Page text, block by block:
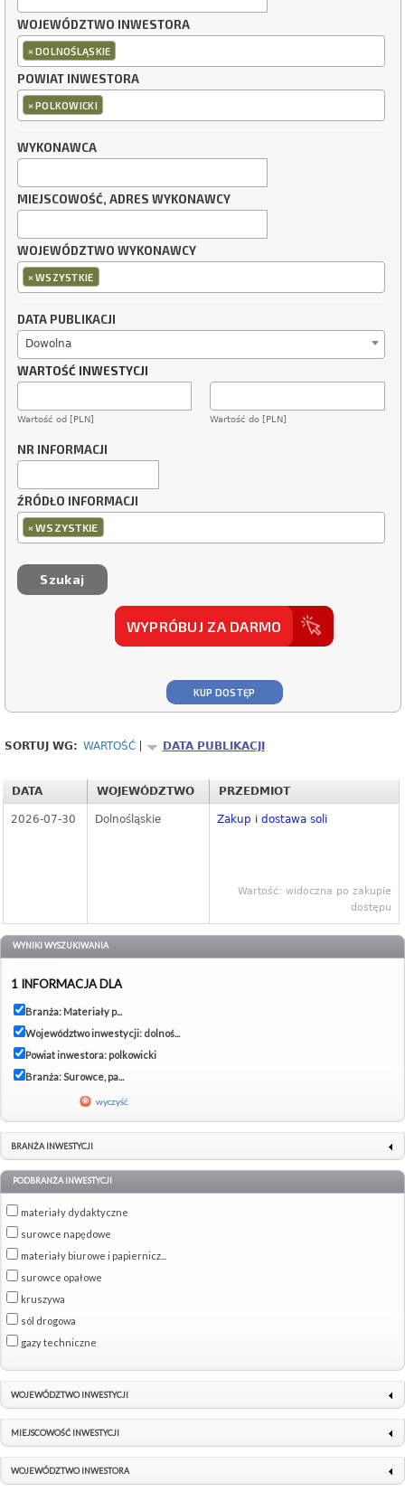
WOJEWÓDZTWO INWESTORA
×DOLNOŚLĄSKIE
POWIAT INWESTORA
×POLKOWICKI
WYKONAWCA
MIEJSCOWOŚĆ, ADRES WYKONAWCY
WOJEWÓDZTWO WYKONAWCY
×WSZYSTKIE
DATA PUBLIKACJI
Dowolna
WARTOŚĆ INWESTYCJI
Wartość od [PLN] Wartość do [PLN]
NR INFORMACJI
ŹRÓDŁO INFORMACJI
×WSZYSTKIE
WYPRÓBUJ ZA DARMO
KUP DOSTĘP
SORTUJ WG: WARTOŚĆ DATA PUBLIKACJI
DATA WOJEWÓDZTWO PRZEDMIOT
2026-07-30 Dolnośląskie Zakup i dostawa soli
Wartość: widoczna po zakupie
dostępu
WYNIKI WYSZUKIWANIA
1 INFORMACJA DLA
Branża: Materiały p...
Województwo inwestycji: dolnoś...
Powiat inwestora: polkowicki
Branża: Surowce, pa...
wyczyść
BRANŻA INWESTYCJI
PODBRANŻA INWESTYCJI
materiały dydaktyczne
surowce napędowe
materiały biurowe i papiernicz...
surowce opałowe
kruszywa
sól drogowa
gazy techniczne
WOJEWÓDZTWO INWESTYCJI
MIEJSCOWOŚĆ INWESTYCJI
WOJEWÓDZTWO INWESTORA